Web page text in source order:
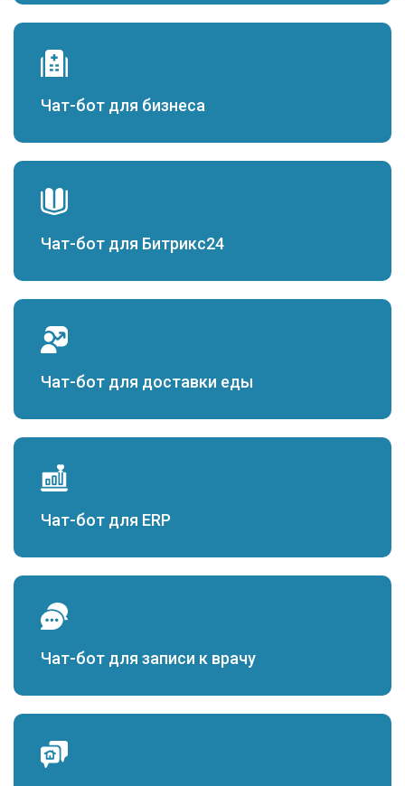
Чат-бот для бизнеса
Чат-бот для Битрикс24
Чат-бот для доставки еды
Чат-бот для ERP
Чат-бот для записи к врачу